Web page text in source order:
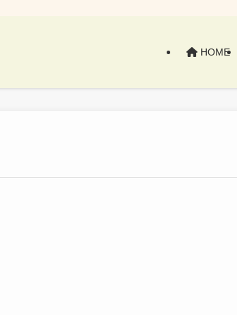
HOME